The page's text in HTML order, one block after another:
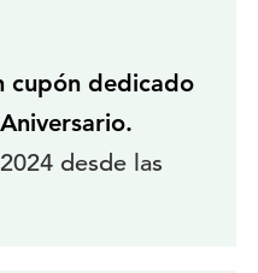
cupón dedicado
desde las